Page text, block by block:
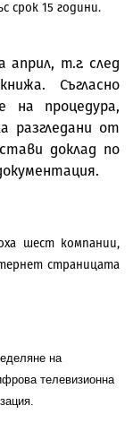
срок 15 години.
април, т.г. след
Съгласно
на процедура,
разгледани от
доклад по
шест компании,
страницата
на
телевизионна